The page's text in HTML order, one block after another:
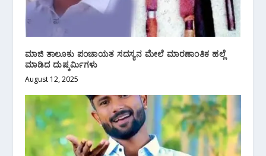
ಮಾಜಿ ತಾಲೂಕು ಪಂಚಾಯತ ಸದಸ್ಯನ ಮೇಲೆ ಮಾರಣಾಂತಿಕ ಹಲ್ಲೆ
ಮಾಡಿದ ದುಷ್ಕರ್ಮಿಗಳು
August 12, 2025